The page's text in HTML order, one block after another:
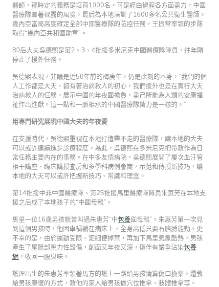
醫師，那時定的義務是培育1000名，可是經由過程各方面盡力，中國
醫療隊冒著裸露的風險，最后為本地培訓了1600多名公共衛生醫師。
幾內亞當局高度確定全部中國醫療隊的防控任務，王振常率領的步隊
取得“幾內亞共和國勛章”。
80后大夫吳德熙是第2、3、4批援多米尼克中國醫療隊隊員，往年剛
停止了援外任務。
吳德熙表現，非論是近50年前的梅庚年，仍是此刻的本身，“我們的個
人工作都是大夫，都有著治病救人的初心，我們援外也是在實行大夫
治病救人的任務，展示中國的年夜國擔負，盡己所能為人類的安康福
祉作出進獻。這一點和一脈相承的中國醫療隊精力是一樣的。”
用專門研究展現中國大夫的年夜愛
在支援時代，吳德熙重視在本地打造帶不走的醫療隊，讓本地的大夫
可以或許連續進步診療程度。為此，吳德熙在多米尼克把帶教作為日
常任務主要內在的事務。在中多友情病院，吳德熙展開了屢次血汗管
相干講座、臨床講授查房和多學科病例會商，示范和傳授新技巧，讓
本地的大夫可以或許把握新技巧、常識和理念。
第14批援中非中國醫療隊、第25批援馬里醫療隊隊員朱惠芳在本地支
援之后成了本地孩子的“中國母親”。
馬里一位16歲男孩就曾叫過朱惠芳“中包養國母親”。朱惠芳第一次見
到這個男孩時，他因車禍躺在病床上，全身高低只要右胳膊能動。更
不幸的是，由於運動受限、鉅細便掉禁，再加下馬里氣象酷熱，男孩
產生了尾骶部壓力性毀傷，創面又年夜又深，還伴有嚴重沾染包養
網 ，收回一股臭味。
護理出生的朱惠芳率領著馬方的護士一路給男孩清算傷口換藥，還教
給男孩康復的方式，教他的家人給男孩做穴位推拿、肢體推拿等。